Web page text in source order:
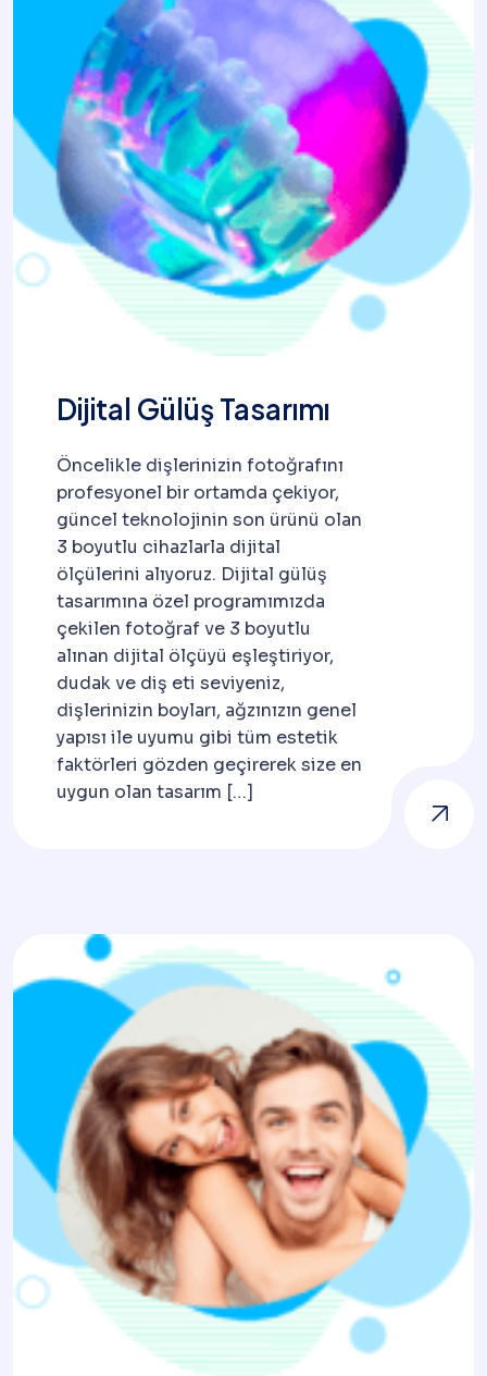
Dijital Gülüş Tasarımı
Öncelikle dişlerinizin fotoğrafını
profesyonel bir ortamda çekiyor,
güncel teknolojinin son ürünü olan
3 boyutlu cihazlarla dijital
ölçülerini alıyoruz. Dijital gülüş
tasarımına özel programımızda
çekilen fotoğraf ve 3 boyutlu
alınan dijital ölçüyü eşleştiriyor,
dudak ve diş eti seviyeniz,
dişlerinizin boyları, ağzınızın genel
yapısı ile uyumu gibi tüm estetik
faktörleri gözden geçirerek size en
uygun olan tasarım […]